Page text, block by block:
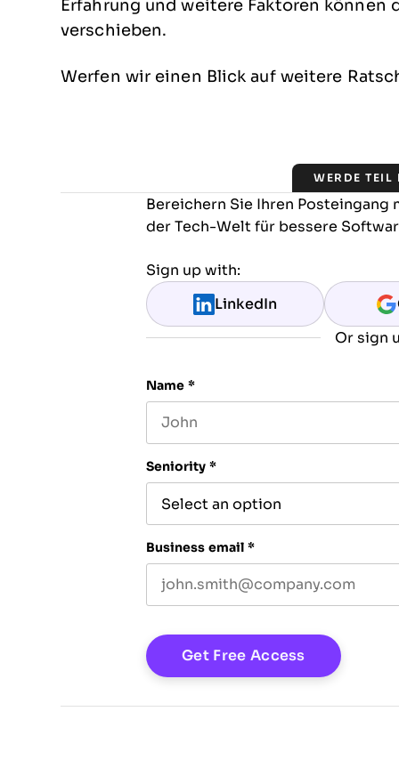
Erfahrung und weitere Faktoren
verschieben.
Werfen wir einen Blick auf weitere
WERDE TEIL
Bereichern Sie Ihren Posteingang
der Tech-Welt für bessere
Sign up with:
LinkedIn
Or sign
Name *
Seniority *
Business email *